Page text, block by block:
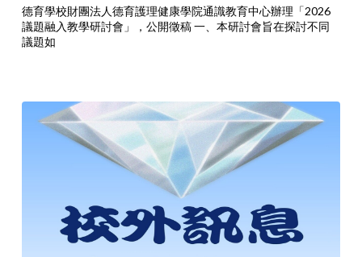
德育學校財團法人德育護理健康學院通識教育中心辦理「2026
議題融入教學研討會」，公開徵稿 一、本研討會旨在探討不同
議題如